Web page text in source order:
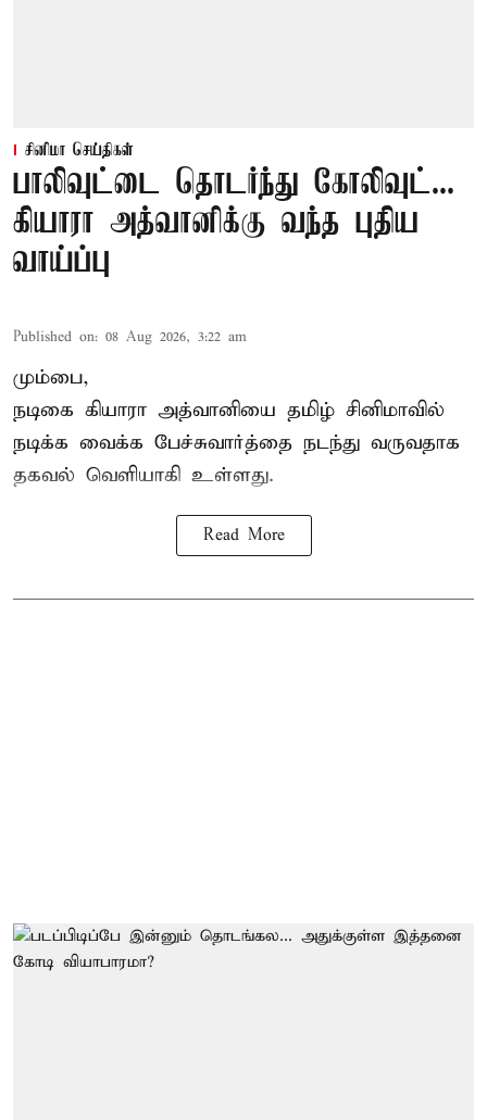
சினிமா செய்திகள்
பாலிவுட்டை தொடர்ந்து கோலிவுட்...
கியாரா அத்வானிக்கு வந்த புதிய
வாய்ப்பு
Published on: 08 Aug 2026, 3:22 am
மும்பை,
நடிகை கியாரா அத்வானியை தமிழ் சினிமாவில்
நடிக்க வைக்க பேச்சுவார்த்தை நடந்து வருவதாக
தகவல் வெளியாகி உள்ளது.
Read More